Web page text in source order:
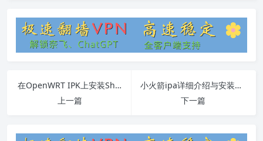
在OpenWRT IPK上安装Shadowsocksr-libev
上一篇
小火箭ipa详细介绍与安装指南
下一篇